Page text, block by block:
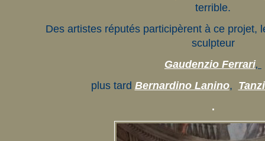
terrible.
Des artistes réputés participèrent à ce projet,
sculpteur
Gaudenzio Ferrari,
plus tard Bernardino Lanino,
.